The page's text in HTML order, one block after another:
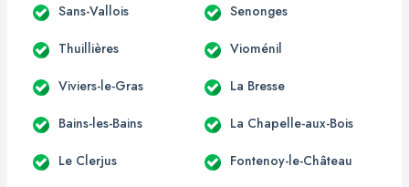
Sans-Vallois Senonges
Thuillières Vioménil
Viviers-le-Gras La Bresse
Bains-les-Bains La Chapelle-aux-Bois
Le Clerjus Fontenoy-le-Château